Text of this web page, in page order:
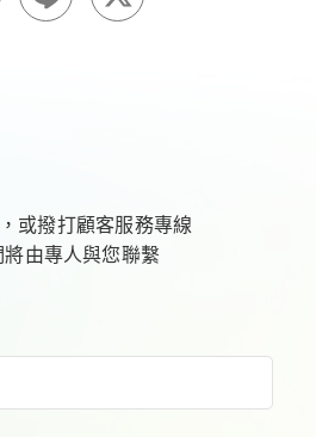
或撥打顧客服務專線
將由專人與您聯繫